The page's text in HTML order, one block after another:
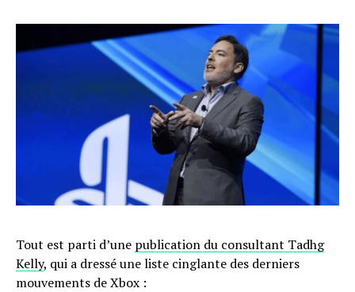
Tout est parti d’une publication du consultant Tadhg
Kelly, qui a dressé une liste cinglante des derniers
mouvements de Xbox :